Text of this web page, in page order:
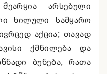
არსებული
ხილული სამყარო
აქცია; თავად
ქმნილება და
ბუნება, რათა